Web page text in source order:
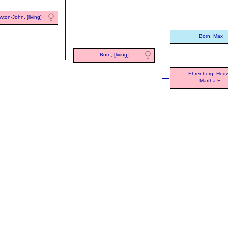
John, [living]
Born, [living]
Born, Max
Ehrenberg,
Martha E.